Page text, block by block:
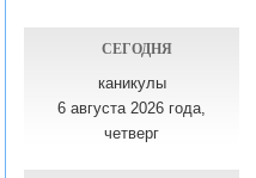
СЕГОДНЯ
каникулы
6 августа 2026 года,
четверг